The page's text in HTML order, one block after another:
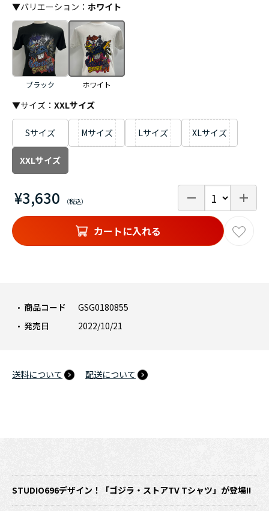
¥3,630
商品コード
GSG0180855
発売日
2022/10/21
送料について 配送について
▼バリエーション ： ホワイト
ブラック ホワイト
▼サイズ： XXLサイズ
Sサイズ Mサイズ Lサイズ XLサイズ
XXLサイズ
カートに入れる
STUDIO696デザイン！「ゴジラ・ストアTV Tシャツ」が登場!!